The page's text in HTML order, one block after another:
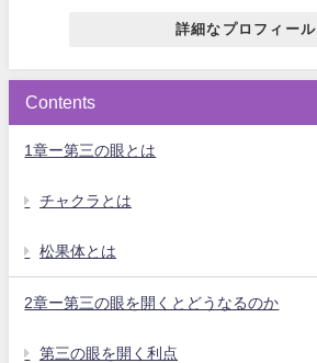
詳細なプロフィール
Contents
1章ー第三の眼とは
チャクラとは
松果体とは
2章ー第三の眼を開くとどうなるのか
第三の眼を開く利点